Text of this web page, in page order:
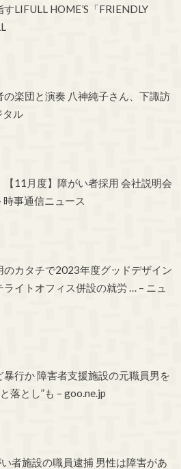
LIFULL HOME’S「FRIENDLY
の楽団と演奏 八神純子さん、下諏訪
タル
11月度】障がい者採用 会社説明会
時事通信ニュース
カタチで2023年度グッドデザイン
イトオフィス併設の就労 … – ニュ
行か 障害者支援施設の元職員男を
落とし”も – goo.ne.jp
者施設の職員逮捕 男性は障害があ